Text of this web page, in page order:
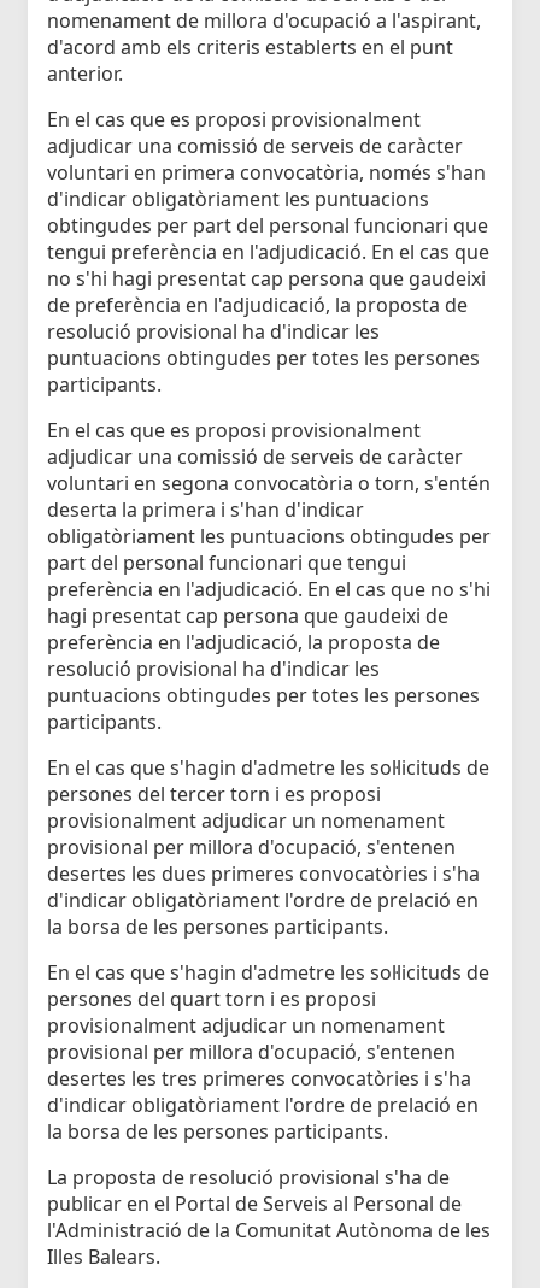
nomenament de millora d'ocupació a l'aspirant,
d'acord amb els criteris establerts en el punt
anterior.
En el cas que es proposi provisionalment
adjudicar una comissió de serveis de caràcter
voluntari en primera convocatòria, només s'han
d'indicar obligatòriament les puntuacions
obtingudes per part del personal funcionari que
tengui preferència en l'adjudicació. En el cas que
no s'hi hagi presentat cap persona que gaudeixi
de preferència en l'adjudicació, la proposta de
resolució provisional ha d'indicar les
puntuacions obtingudes per totes les persones
participants.
En el cas que es proposi provisionalment
adjudicar una comissió de serveis de caràcter
voluntari en segona convocatòria o torn, s'entén
deserta la primera i s'han d'indicar
obligatòriament les puntuacions obtingudes per
part del personal funcionari que tengui
preferència en l'adjudicació. En el cas que no s'hi
hagi presentat cap persona que gaudeixi de
preferència en l'adjudicació, la proposta de
resolució provisional ha d'indicar les
puntuacions obtingudes per totes les persones
participants.
En el cas que s'hagin d'admetre les sol·licituds de
persones del tercer torn i es proposi
provisionalment adjudicar un nomenament
provisional per millora d'ocupació, s'entenen
desertes les dues primeres convocatòries i s'ha
d'indicar obligatòriament l'ordre de prelació en
la borsa de les persones participants.
En el cas que s'hagin d'admetre les sol·licituds de
persones del quart torn i es proposi
provisionalment adjudicar un nomenament
provisional per millora d'ocupació, s'entenen
desertes les tres primeres convocatòries i s'ha
d'indicar obligatòriament l'ordre de prelació en
la borsa de les persones participants.
La proposta de resolució provisional s'ha de
publicar en el Portal de Serveis al Personal de
l'Administració de la Comunitat Autònoma de les
Illes Balears.